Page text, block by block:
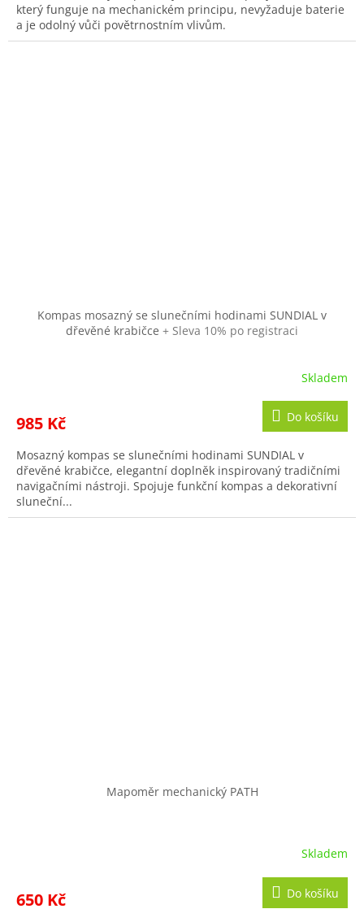
který funguje na mechanickém principu, nevyžaduje baterie
a je odolný vůči povětrnostním vlivům.
Kompas mosazný se slunečními hodinami SUNDIAL v
dřevěné krabičce + Sleva 10% po registraci
je
z
5
hvězdiček.
Skladem
985 Kč Do košíku
Mosazný kompas se slunečními hodinami SUNDIAL v
dřevěné krabičce, elegantní doplněk inspirovaný tradičními
navigačními nástroji. Spojuje funkční kompas a dekorativní
sluneční...
Mapoměr mechanický PATH
Skladem
650 Kč Do košíku